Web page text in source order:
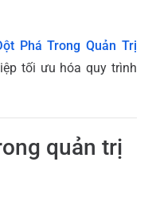
Phá Trong Quản Trị
tối ưu hóa quy trình
quản trị